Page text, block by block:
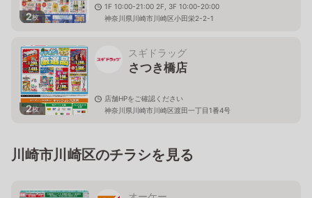
2枚
1F 10:00-21:00 2F, 3F 10:00-20:00
神奈川県川崎市川崎区小田栄2-2-1
2枚
スギドラッグ
さつき橋店
店舗HPをご確認ください
神奈川県川崎市川崎区渡田一丁目1番4号
川崎市川崎区のチラシを見る